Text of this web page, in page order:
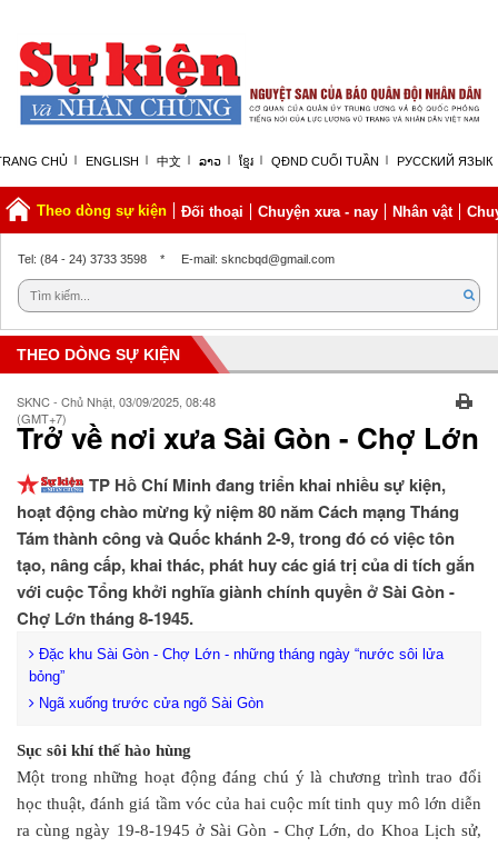
CHỦ ENGLISH 中文 ລາວ ខ្មែរ QĐND CUỐI TUẦN РУССКИЙ ЯЗЫК
Theo dòng sự kiện Đối thoại Chuyện xưa - nay Nhân vật
Chủ nhật, 09/08/2026 | 05:21 GMT+7
Tel: (84 - 24) 3733 3598 * E-mail: skncbqd@gmail.com
THEO DÒNG SỰ KIỆN
SKNC - Chủ Nhật, 03/09/2025, 08:48
(GMT+7)
Trở về nơi xưa Sài Gòn - Chợ Lớn
TP Hồ Chí Minh đang triển khai nhiều sự kiện,
hoạt động chào mừng kỷ niệm 80 năm Cách mạng Tháng
Tám thành công và Quốc khánh 2-9, trong đó có việc tôn
tạo, nâng cấp, khai thác, phát huy các giá trị của di tích gắn
với cuộc Tổng khởi nghĩa giành chính quyền ở Sài Gòn -
Chợ Lớn tháng 8-1945.
Đặc khu Sài Gòn - Chợ Lớn - những tháng ngày “nước sôi lửa
bỏng”
Ngã xuống trước cửa ngõ Sài Gòn
Sục sôi khí thế hào hùng
Một trong những hoạt động đáng chú ý là chương trình trao đổi
học thuật, đánh giá tầm vóc của hai cuộc mít tinh quy mô lớn diễn
ra cùng ngày 19-8-1945 ở Sài Gòn - Chợ Lớn, do Khoa Lịch sử,